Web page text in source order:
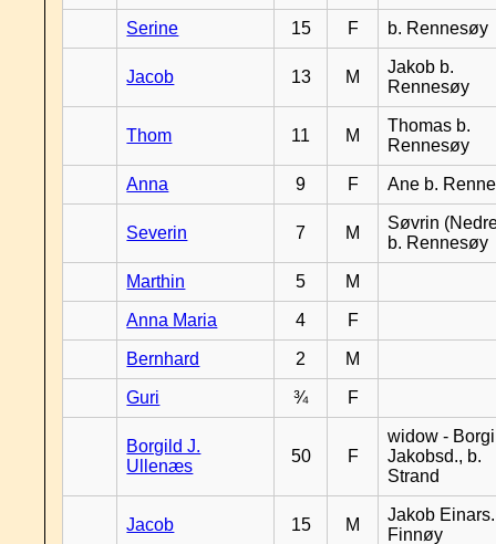
Serine 15 F b. Rennesøy
Jacob 13 M
Jakob b.
Rennesøy
Thom 11 M
Thomas b.
Rennesøy
Anna 9 F Ane b.
Severin 7 M
Søvrin
b. Rennesøy
Marthin 5 M
Anna Maria 4 F
Bernhard 2 M
Guri ¾ F
Borgild J.
Ullenæs
50 F
widow -
Jakobsd., b.
Strand
Jacob 15 M
Jakob
Finnøy